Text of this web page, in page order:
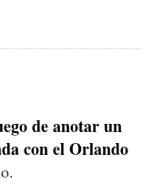
de anotar un
con el Orlando